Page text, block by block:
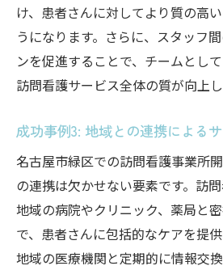
け、患者さんに対してより質の高
うになります。さらに、スタッフ
ンを促進することで、チームとし
訪問看護サービス全体の質が向上し
成功事例3: 地域との連携による
名古屋市緑区での訪問看護事業所
の連携は欠かせない要素です。訪
地域の病院やクリニック、薬局と
で、患者さんに包括的なケアを提供
地域の医療機関と定期的に情報交